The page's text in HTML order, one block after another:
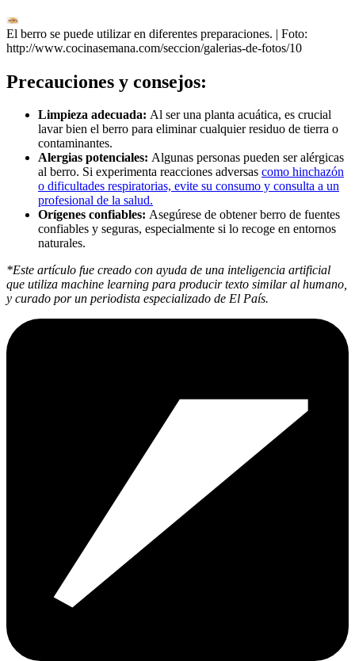
El berro se puede utilizar en diferentes preparaciones. | Foto:
http://www.cocinasemana.com/seccion/galerias-de-fotos/10
Precauciones y consejos:
Limpieza adecuada: Al ser una planta acuática, es crucial
lavar bien el berro para eliminar cualquier residuo de tierra o
contaminantes.
Alergias potenciales: Algunas personas pueden ser alérgicas
al berro. Si experimenta reacciones adversas como hinchazón
o dificultades respiratorias, evite su consumo y consulta a un
profesional de la salud.
Orígenes confiables: Asegúrese de obtener berro de fuentes
confiables y seguras, especialmente si lo recoge en entornos
naturales.
*Este artículo fue creado con ayuda de una inteligencia artificial
que utiliza machine learning para producir texto similar al humano,
y curado por un periodista especializado de El País.